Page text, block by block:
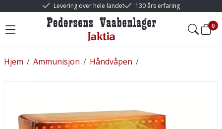
Levering over hele landet 130 års erfaring
0
/
Hjem /
Ammunisjon /
Håndvåpen